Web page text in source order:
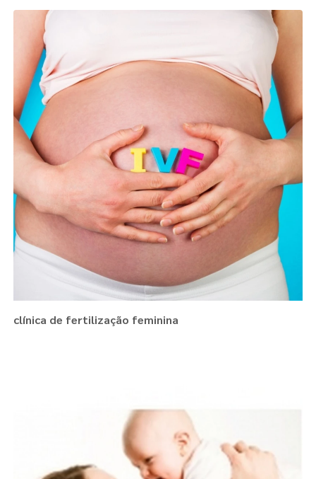
clínica de fertilização feminina